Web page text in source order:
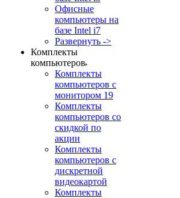
Офисные
компьютеры на
базе Intel i7
Развернуть ->
Комплекты
компьютеров
Комплекты
компьютеров с
монитором 19
Комплекты
компьютеров со
скидкой по
акции
Комплекты
компьютеров с
дискретной
видеокартой
Комплекты